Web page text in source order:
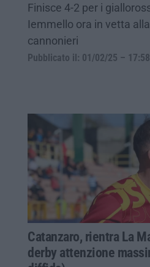
Finisce 4-2 per i
Iemmello ora in vetta
cannonieri
Pubblicato il: 01/02/25 – 17:58
Catanzaro, rientra La
derby attenzione